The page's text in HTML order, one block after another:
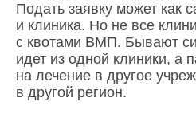
Подать заявку может как
и клиника. Но не все
с квотами ВМП. Бывают
идет из одной клиники, а
на лечение в другое
в другой регион.